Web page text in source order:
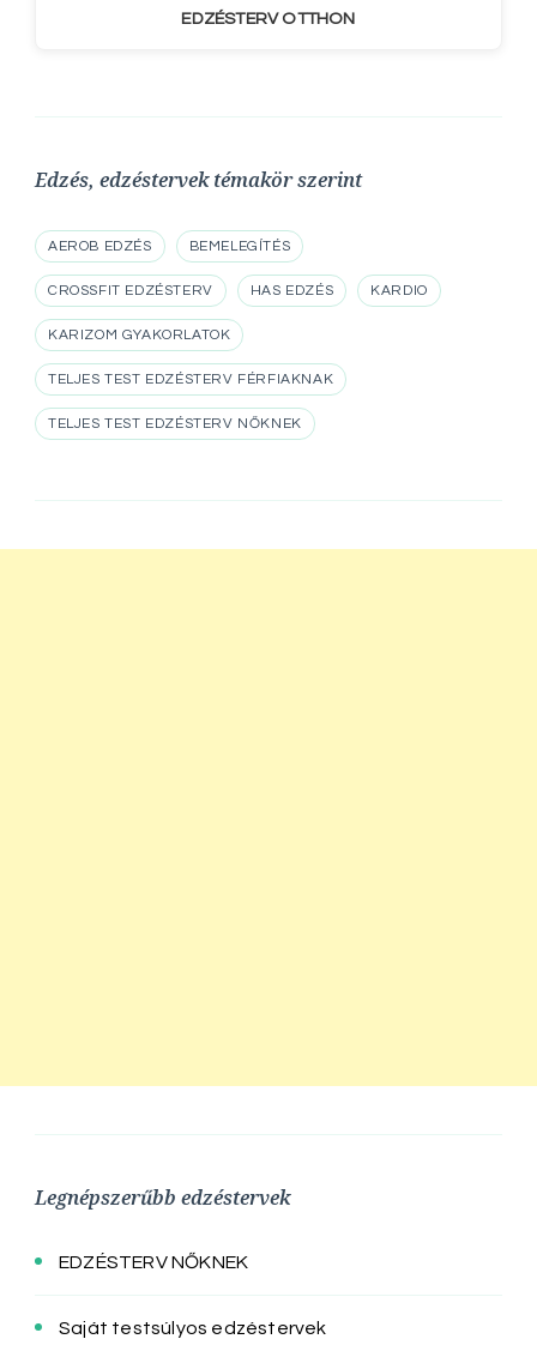
EDZÉSTERV OTTHON
Edzés, edzéstervek témakör szerint
AEROB EDZÉS BEMELEGÍTÉS
CROSSFIT EDZÉSTERV HAS EDZÉS KARDIO
KARIZOM GYAKORLATOK
TELJES TEST EDZÉSTERV FÉRFIAKNAK
TELJES TEST EDZÉSTERV NŐKNEK
Legnépszerűbb edzéstervek
EDZÉSTERV NŐKNEK
Saját testsúlyos edzéstervek